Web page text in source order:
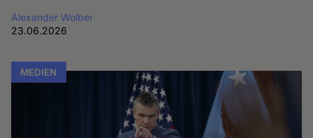
Alexander Wolber
23.06.2026
MEDIEN